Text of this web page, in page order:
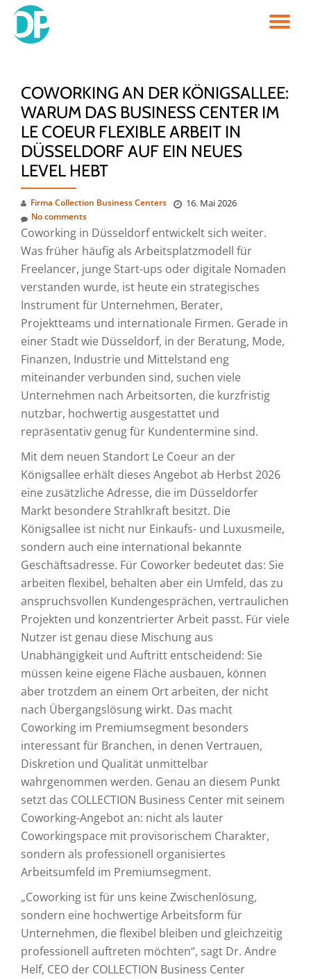
Skip
COWORKING AN DER KÖNIGSALLEE:
WARUM DAS BUSINESS CENTER IM
LE COEUR FLEXIBLE ARBEIT IN
DÜSSELDORF AUF EIN NEUES
LEVEL HEBT
Firma Collection Business Centers 16. Mai 2026
No comments
Coworking in Düsseldorf entwickelt sich weiter.
Was früher häufig als Arbeitsplatzmodell für
Freelancer, junge Start-ups oder digitale Nomaden
verstanden wurde, ist heute ein strategisches
Instrument für Unternehmen, Berater,
Projektteams und internationale Firmen. Gerade in
einer Stadt wie Düsseldorf, in der Beratung, Mode,
Finanzen, Industrie und Mittelstand eng
miteinander verbunden sind, suchen viele
Unternehmen nach Arbeitsorten, die kurzfristig
nutzbar, hochwertig ausgestattet und
repräsentativ genug für Kundentermine sind.
Mit dem neuen Standort Le Coeur an der
Königsallee erhält dieses Angebot ab Herbst 2026
eine zusätzliche Adresse, die im Düsseldorfer
Markt besondere Strahlkraft besitzt. Die
Königsallee ist nicht nur Einkaufs- und Luxusmeile,
sondern auch eine international bekannte
Geschäftsadresse. Für Coworker bedeutet das: Sie
arbeiten flexibel, behalten aber ein Umfeld, das zu
anspruchsvollen Kundengesprächen, vertraulichen
Projekten und konzentrierter Arbeit passt. Für viele
Nutzer ist genau diese Mischung aus
Unabhängigkeit und Auftritt entscheidend: Sie
müssen keine eigene Fläche ausbauen, können
aber trotzdem an einem Ort arbeiten, der nicht
nach Übergangslösung wirkt. Das macht
Coworking im Premiumsegment besonders
interessant für Branchen, in denen Vertrauen,
Diskretion und Qualität unmittelbar
wahrgenommen werden. Genau an diesem Punkt
setzt das COLLECTION Business Center mit seinem
Coworking-Angebot an: nicht als lauter
Coworkingspace mit provisorischem Charakter,
sondern als professionell organisiertes
Arbeitsumfeld im Premiumsegment.
„Coworking ist für uns keine Zwischenlösung,
sondern eine hochwertige Arbeitsform für
Unternehmen, die flexibel bleiben und gleichzeitig
professionell auftreten möchten“, sagt Dr. Andre
Helf, CEO der COLLECTION Business Center